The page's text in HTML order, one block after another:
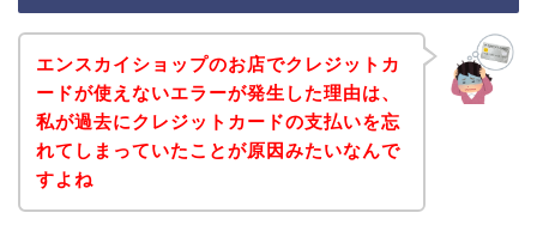
エンスカイショップのお店でクレジットカ
ードが使えないエラーが発生した理由は、
私が過去にクレジットカードの支払いを忘
れてしまっていたことが原因みたいなんで
すよね